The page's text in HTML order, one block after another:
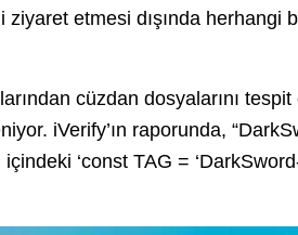
ziyaret etmesi dışında herhangi
cüzdan dosyalarını
iVerify’ın raporunda,
‘const TAG =